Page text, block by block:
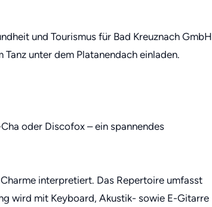
und Tourismus für Bad Kreuznach GmbH
unter dem Platanendach einladen.
oder Discofox – ein spannendes
interpretiert. Das Repertoire umfasst
wird mit Keyboard, Akustik- sowie E-Gitarre